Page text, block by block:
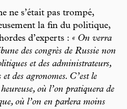
ne s’était pas trompé,
la fin du politique,
d’experts : « On verra
des congrès de Russie non
et des administrateurs,
des agronomes. C’est le
où l’on pratiquera de
où l’on en parlera moins